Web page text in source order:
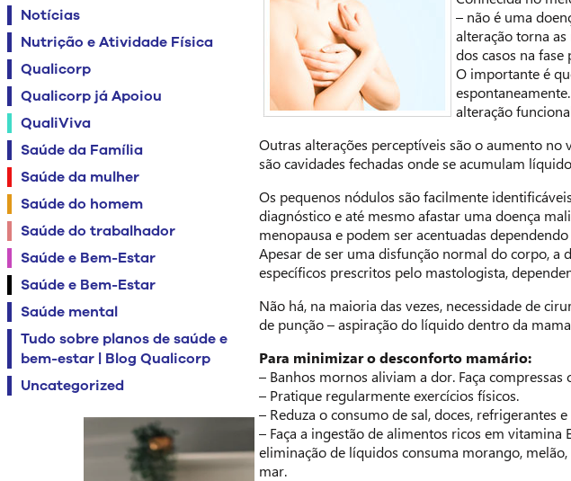
Notícias
Nutrição e Atividade Física
Qualicorp
Qualicorp já Apoiou
QualiViva
Saúde da Família
Saúde da mulher
Saúde do homem
Saúde do trabalhador
Saúde e Bem-Estar
Saúde e Bem-Estar
Saúde mental
Tudo sobre planos de saúde e
bem-estar | Blog Qualicorp
Uncategorized
– não é uma
alteração torna
dos casos na
O importante é
alteração
Outras alterações perceptíveis são o aumento
são cavidades fechadas onde se acumulam
Os pequenos nódulos são facilmente
diagnóstico e até mesmo afastar uma doença
menopausa e podem ser acentuadas
Apesar de ser uma disfunção normal do corpo, a
específicos prescritos pelo mastologista,
Não há, na maioria das vezes, necessidade de
de punção – aspiração do líquido dentro da
Para minimizar o desconforto mamário:
– Banhos mornos aliviam a dor. Faça
– Pratique regularmente exercícios físicos.
– Reduza o consumo de sal, doces, refrigerantes e
– Faça a ingestão de alimentos ricos em vitamina
eliminação de líquidos consuma morango,
mar.